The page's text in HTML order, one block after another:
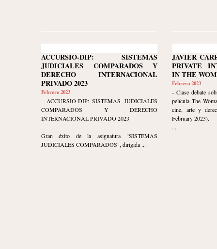
ACCURSIO-DIP: SISTEMAS
JUDICIALES COMPARADOS Y
DERECHO INTERNACIONAL
PRIVADO 2023
Febrero 2023
- ACCURSIO-DIP: SISTEMAS JUDICIALES
COMPARADOS Y DERECHO
INTERNACIONAL PRIVADO 2023
.
Gran éxito de la asignatura "SISTEMAS
JUDICIALES COMPARADOS", dirigida ...
JAVIER
PRIVATE
IN THE
Febrero 2023
- Clase debate
película The
cine, arte y
February 2023).
...